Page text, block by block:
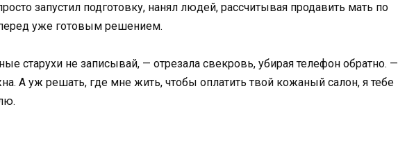
запустил подготовку, нанял людей, рассчитывая продавить мать по
уже готовым решением.
старухи не записывай, — отрезала свекровь, убирая телефон обратно. —
А уж решать, где мне жить, чтобы оплатить твой кожаный салон, я тебе